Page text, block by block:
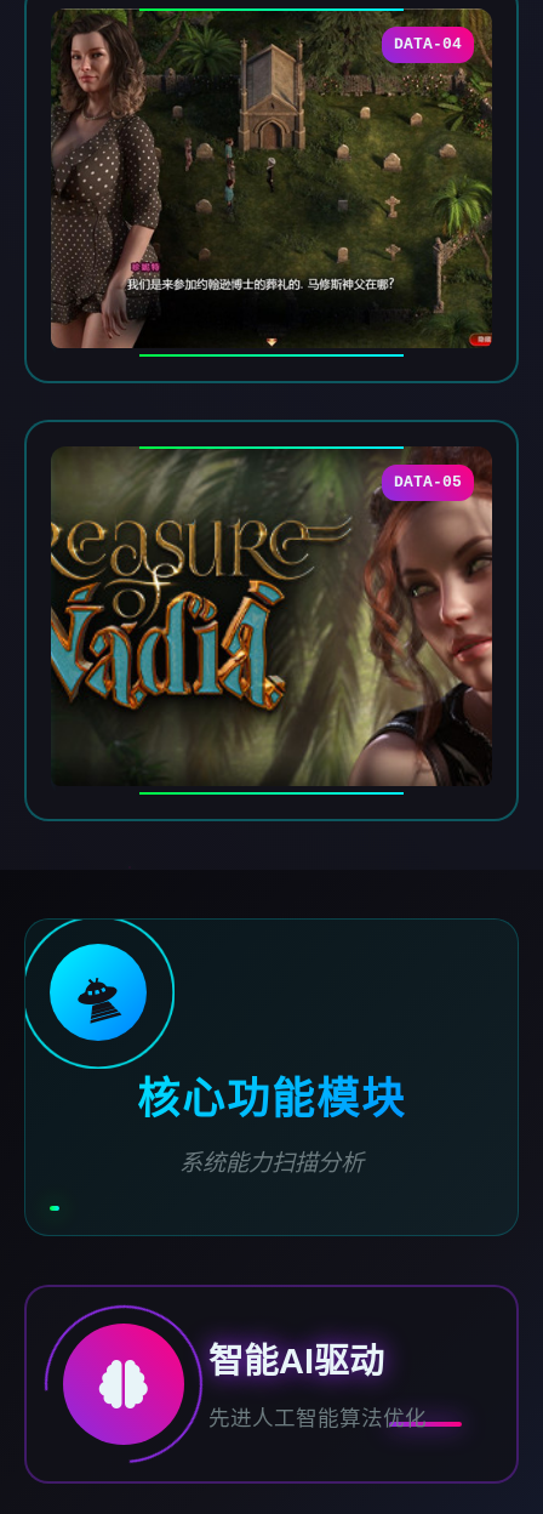
DATA-04
DATA-05
🛸
核心功能模块
系统能力扫描分析
智能AI驱动
先进人工智能算法优化